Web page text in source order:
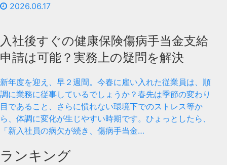
2026.06.17
入社後すぐの健康保険傷病手当金支給
申請は可能？実務上の疑問を解決
新年度を迎え、早２週間。今春に雇い入れた従業員は、順
調に業務に従事しているでしょうか？春先は季節の変わり
目であること、さらに慣れない環境下でのストレス等か
ら、体調に変化が生じやすい時期です。ひょっとしたら、
「新入社員の病欠が続き、傷病手当金…
ランキング